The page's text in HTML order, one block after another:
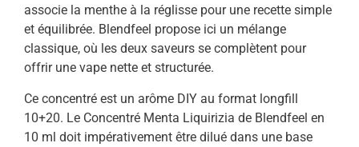
associe la menthe à la réglisse pour une recette simple
et équilibrée. Blendfeel propose ici un mélange
classique, où les deux saveurs se complètent pour
offrir une vape nette et structurée.
Ce concentré est un arôme DIY au format longfill
10+20. Le Concentré Menta Liquirizia de Blendfeel en
10 ml doit impérativement être dilué dans une base